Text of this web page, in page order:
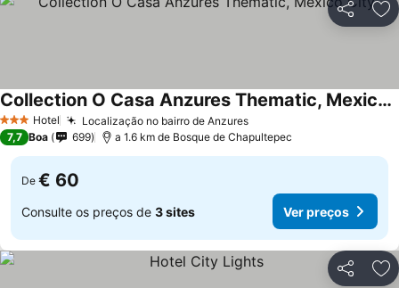
Partilhar
3 EstrelasHotel Localização no bairro de AnzuresVer preços
Collection O Casa Anzures Thematic, Mexico City
Ver preços
7,7 Boa 699 a 1.6 km de Bosque de Chapultepec
De € 60
Consulte os preços de 3 sites Ver preços
Partilhar